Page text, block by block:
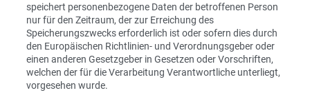
speichert personenbezogene Daten der betroffenen Person
nur für den Zeitraum, der zur Erreichung des
Speicherungszwecks erforderlich ist oder sofern dies durch
den Europäischen Richtlinien- und Verordnungsgeber oder
einen anderen Gesetzgeber in Gesetzen oder Vorschriften,
welchen der für die Verarbeitung Verantwortliche unterliegt,
vorgesehen wurde.